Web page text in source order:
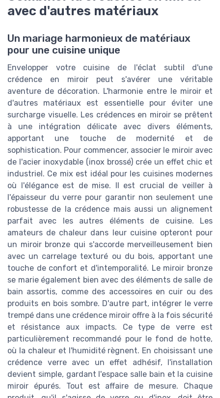
avec d'autres matériaux
Un mariage harmonieux de matériaux
pour une cuisine unique
Envelopper votre cuisine de l'éclat subtil d'une
crédence en miroir peut s'avérer une véritable
aventure de décoration. L'harmonie entre le miroir et
d'autres matériaux est essentielle pour éviter une
surcharge visuelle. Les crédences en miroir se prêtent
à une intégration délicate avec divers éléments,
apportant une touche de modernité et de
sophistication. Pour commencer, associer le miroir avec
de l'acier inoxydable (inox brossé) crée un effet chic et
industriel. Ce mix est idéal pour les cuisines modernes
où l'élégance est de mise. Il est crucial de veiller à
l'épaisseur du verre pour garantir non seulement une
robustesse de la crédence mais aussi un alignement
parfait avec les autres éléments de cuisine. Les
amateurs de chaleur dans leur cuisine opteront pour
un miroir bronze qui s'accorde merveilleusement bien
avec un carrelage texturé ou du bois, apportant une
touche de confort et d'intemporalité. Le miroir bronze
se marie également bien avec des éléments de salle de
bain assortis, comme des accessoires en cuir ou des
produits en bois sombre. D'autre part, intégrer le verre
trempé dans une crédence miroir offre à la fois sécurité
et résistance aux impacts. Ce type de verre est
particulièrement recommandé pour le fond de hotte,
où la chaleur et l'humidité règnent. En choisissant une
crédence verre avec un effet adhésif, l'installation
devient simple, gardant l'espace salle bain et la cuisine
miroir épurés. Tout est affaire de mesure. Chaque